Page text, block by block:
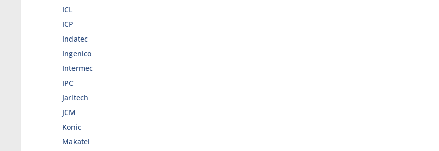
ICL
ICP
Indatec
Ingenico
Intermec
IPC
Jarltech
JCM
Konic
Makatel